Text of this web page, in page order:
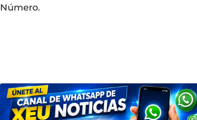
Número.